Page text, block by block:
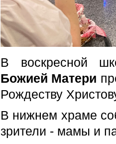
В воскресной
Божией Матери
Рождеству
В нижнем храме
зрители - мамы и